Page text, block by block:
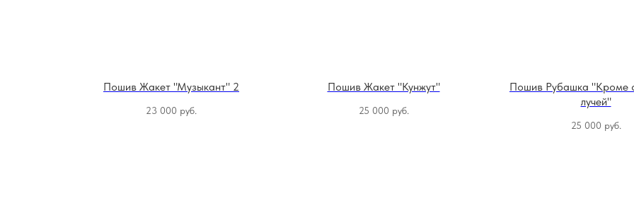
Пошив Жакет "Музыкант" 2
23 000 руб.
Пошив Жакет "Кунжут"
25 000 руб.
Пошив Рубашка "Кроме
лучей"
25 000 руб.